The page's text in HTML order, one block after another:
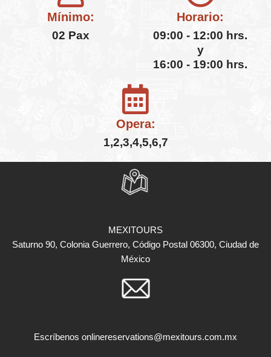
Mínimo:
02 Pax
Horario:
09:00 - 12:00 hrs.
y
16:00 - 19:00 hrs.
Opera:
1,2,3,4,5,6,7
MEXITOURS
Saturno 90, Colonia Guerrero, Código Postal 06300, Ciudad de
México
Escríbenos onlinereservations@mexitours.com.mx